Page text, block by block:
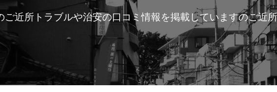
近所トラブルや治安の口コミ情報を掲載していますのご近